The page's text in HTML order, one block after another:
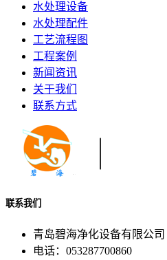
水处理设备
水处理配件
工艺流程图
工程案例
新闻资讯
关于我们
联系方式
联系我们
青岛碧海净化设备有限公司
电话：053287700860